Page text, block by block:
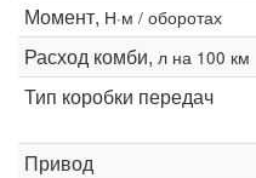
Момент, Н·м / оборотах
Расход комби, л на 100 км
Тип коробки передач
Привод